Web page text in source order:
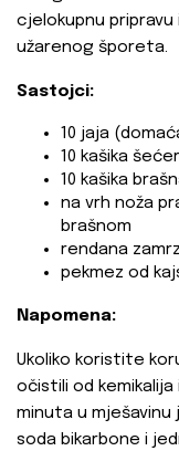
cjelokupnu
užarenog šporeta.
Sastojci:
10 jaja
10 kašika
10 kašika
na vrh noža
brašnom
rendana
pekmez od
Napomena:
Ukoliko koristite
očistili od
minuta u mješavinu
soda bikarbone i